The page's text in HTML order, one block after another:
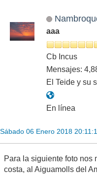
aaa
Cb Incus
Mensajes:
El Teide y su
En línea
Sábado 06 Enero 2018
Para la siguiente foto nos
costa, al Aiguamolls del